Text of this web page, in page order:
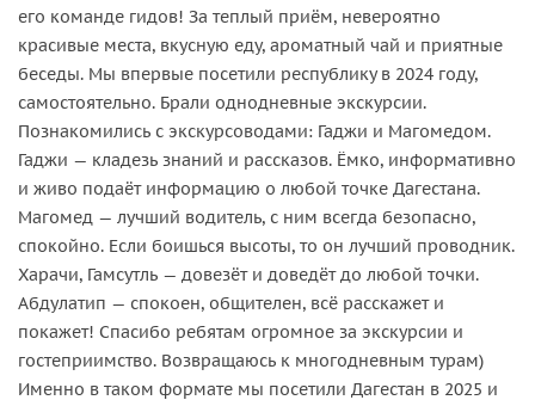
его команде гидов! За теплый приём, невероятно
красивые места, вкусную еду, ароматный чай и приятные
беседы. Мы впервые посетили республику в 2024 году,
самостоятельно. Брали однодневные экскурсии.
Познакомились с экскурсоводами: Гаджи и Магомедом.
Гаджи — кладезь знаний и рассказов. Ёмко, информативно
и живо подаёт информацию о любой точке Дагестана.
Магомед — лучший водитель, с ним всегда безопасно,
спокойно. Если боишься высоты, то он лучший проводник.
Харачи, Гамсутль — довезёт и доведёт до любой точки.
Абдулатип — спокоен, общителен, всё расскажет и
покажет! Спасибо ребятам огромное за экскурсии и
гостеприимство. Возвращаюсь к многодневным турам)
Именно в таком формате мы посетили Дагестан в 2025 и